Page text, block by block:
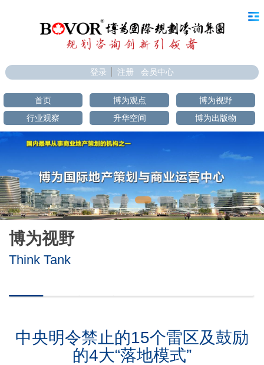
登录 注册 会员中心
首页 博为观点
博为视野
行业观察
升华空间 博为出版物
博为视野
Think Tank
中央明令禁止的15个雷区及鼓励
的4大“落地模式”